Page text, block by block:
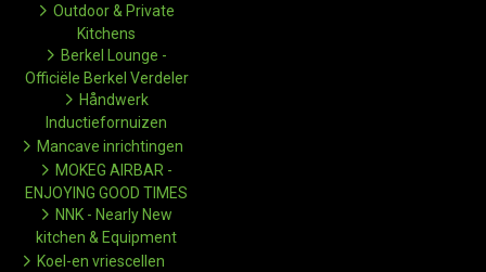
Outdoor & Private
Kitchens
Berkel Lounge -
Officiële Berkel Verdeler
Håndwerk
Inductiefornuizen
Mancave inrichtingen
MOKEG AIRBAR -
ENJOYING GOOD TIMES
NNK - Nearly New
kitchen & Equipment
Koel-en vriescellen